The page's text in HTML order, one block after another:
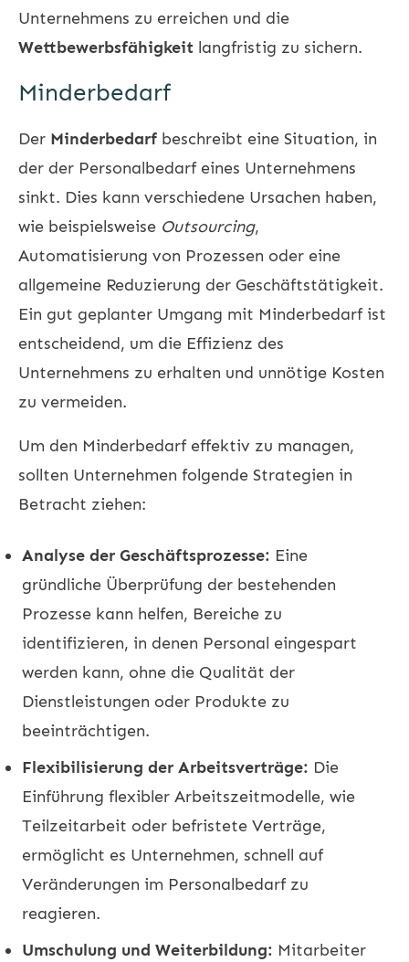
Unternehmens zu erreichen und die
Wettbewerbsfähigkeit langfristig zu sichern.
Minderbedarf
Der Minderbedarf beschreibt eine Situation, in
der der Personalbedarf eines Unternehmens
sinkt. Dies kann verschiedene Ursachen haben,
wie beispielsweise Outsourcing,
Automatisierung von Prozessen oder eine
allgemeine Reduzierung der Geschäftstätigkeit.
Ein gut geplanter Umgang mit Minderbedarf ist
entscheidend, um die Effizienz des
Unternehmens zu erhalten und unnötige Kosten
zu vermeiden.
Um den Minderbedarf effektiv zu managen,
sollten Unternehmen folgende Strategien in
Betracht ziehen:
Analyse der Geschäftsprozesse: Eine
gründliche Überprüfung der bestehenden
Prozesse kann helfen, Bereiche zu
identifizieren, in denen Personal eingespart
werden kann, ohne die Qualität der
Dienstleistungen oder Produkte zu
beeinträchtigen.
Flexibilisierung der Arbeitsverträge: Die
Einführung flexibler Arbeitszeitmodelle, wie
Teilzeitarbeit oder befristete Verträge,
ermöglicht es Unternehmen, schnell auf
Veränderungen im Personalbedarf zu
reagieren.
Umschulung und Weiterbildung: Mitarbeiter